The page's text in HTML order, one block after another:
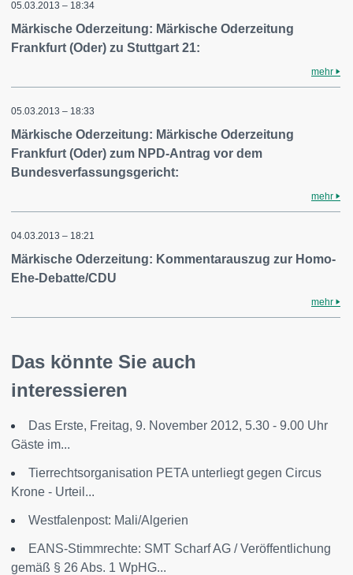
05.03.2013 – 18:34
Märkische Oderzeitung: Märkische Oderzeitung
Frankfurt (Oder) zu Stuttgart 21:
mehr
05.03.2013 – 18:33
Märkische Oderzeitung: Märkische Oderzeitung
Frankfurt (Oder) zum NPD-Antrag vor dem
Bundesverfassungsgericht:
mehr
04.03.2013 – 18:21
Märkische Oderzeitung: Kommentarauszug zur Homo-
Ehe-Debatte/CDU
mehr
Das könnte Sie auch
interessieren
Das Erste, Freitag, 9. November 2012, 5.30 - 9.00 Uhr
Gäste im...
Tierrechtsorganisation PETA unterliegt gegen Circus
Krone - Urteil...
Westfalenpost: Mali/Algerien
EANS-Stimmrechte: SMT Scharf AG / Veröffentlichung
gemäß § 26 Abs. 1 WpHG...